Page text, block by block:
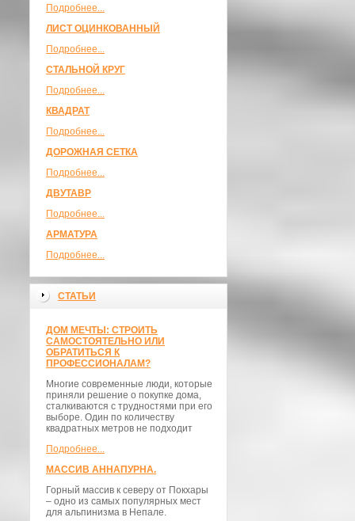
Подробнее...
ЛИСТ ОЦИНКОВАННЫЙ
Подробнее...
СТАЛЬНОЙ КРУГ
Подробнее...
КВАДРАТ
Подробнее...
ДОРОЖНАЯ СЕТКА
Подробнее...
ДВУТАВР
Подробнее...
АРМАТУРА
Подробнее...
СТАТЬИ
ДОМ МЕЧТЫ: СТРОИТЬ
САМОСТОЯТЕЛЬНО ИЛИ
ОБРАТИТЬСЯ К
ПРОФЕССИОНАЛАМ?
Многие современные люди, которые
приняли решение о покупке дома,
сталкиваются с трудностями при его
выборе. Один по количеству
квадратных метров не подходит
Подробнее...
МАССИВ АННАПУРНА.
Горный массив к северу от Покхары
– одно из самых популярных мест
для альпинизма в Непале.